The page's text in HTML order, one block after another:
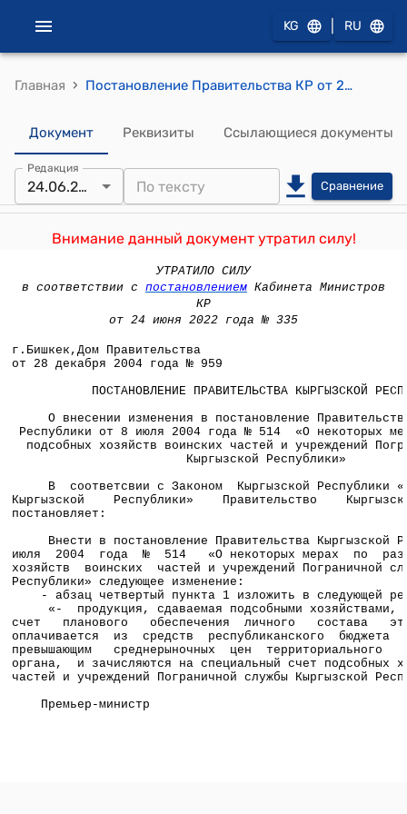
KG RU
Главная › Постановление Правительства КР от 28 декабря 2004года № 959 "О внесении изменения в постановление Правительства Кыргызской Республики от 8 июля 2004 года № 514 "О некоторых мерах по развитию подсобных хозяйств воинских частей и учреждений Пограничной службы Кыргызской Республики"
Документ Реквизиты Ссылающиеся документы
Редакция
24.06.2022 Сравнение
Внимание данный документ утратил силу!